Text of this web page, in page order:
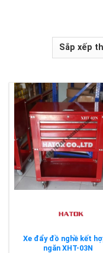
Xe đẩy đồ nghề kết
ngăn XHT-03N